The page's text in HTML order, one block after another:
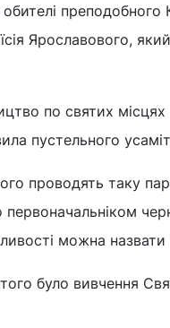
преподобного
Ярославового,
по святих
пустельного
проводять таку
можна
було вивчення